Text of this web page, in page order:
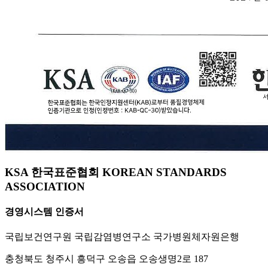
KSA 한국표준협회 KOREAN STANDARDS
ASSOCIATION
경영시스템 인증서
국립보건연구원 국립감염병연구소 국가병원체자원은행
충청북도 청주시 흥덕구 오송읍 오송생명2로 187